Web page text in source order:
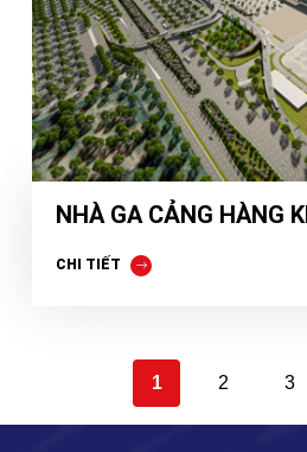
NHÀ GA CẢNG HÀNG
CHI TIẾT
1 2 3